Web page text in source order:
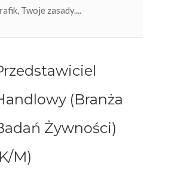
Twoje zasady....
(Branża
Żywności)
M)